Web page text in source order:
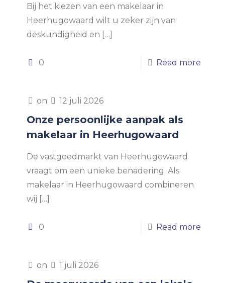
Bij het kiezen van een makelaar in
Heerhugowaard wilt u zeker zijn van
deskundigheid en […]
0 Read more
on 12 juli 2026
Onze persoonlijke aanpak als
makelaar in Heerhugowaard
De vastgoedmarkt van Heerhugowaard
vraagt om een unieke benadering. Als
makelaar in Heerhugowaard combineren
wij […]
0 Read more
on 1 juli 2026